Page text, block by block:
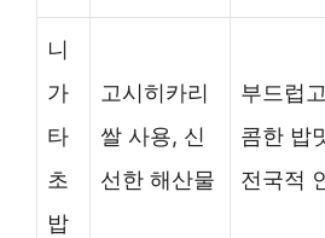
니
가
타
초
밥
고시히카리
쌀 사용, 신
선한 해산물
부드럽
콤한 밥
전국적